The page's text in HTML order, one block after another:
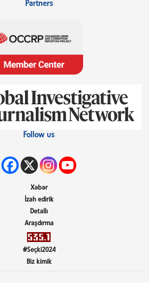
Partners
Follow us
Xəbər
İzah edirik
Detallı
Araşdırma
#Seçki2024
Biz kimik